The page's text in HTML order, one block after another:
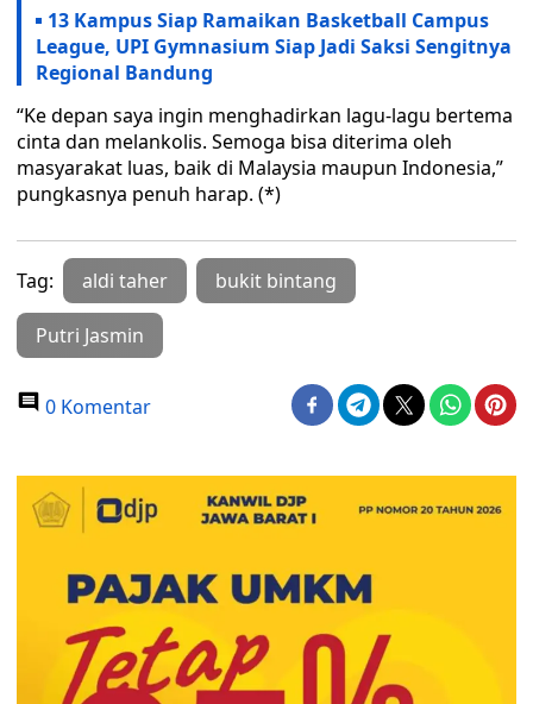
13 Kampus Siap Ramaikan Basketball Campus
League, UPI Gymnasium Siap Jadi Saksi Sengitnya
Regional Bandung
“Ke depan saya ingin menghadirkan lagu-lagu bertema
cinta dan melankolis. Semoga bisa diterima oleh
masyarakat luas, baik di Malaysia maupun Indonesia,”
pungkasnya penuh harap. (*)
Tag: aldi taher bukit bintang
Putri Jasmin
0 Komentar